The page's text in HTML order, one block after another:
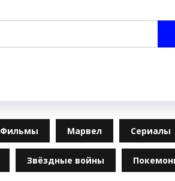
Фильмы Марвел Сериалы
Звёздные войны